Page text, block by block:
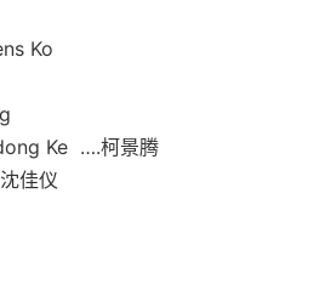
Ko
Ke ….柯景腾
佳仪